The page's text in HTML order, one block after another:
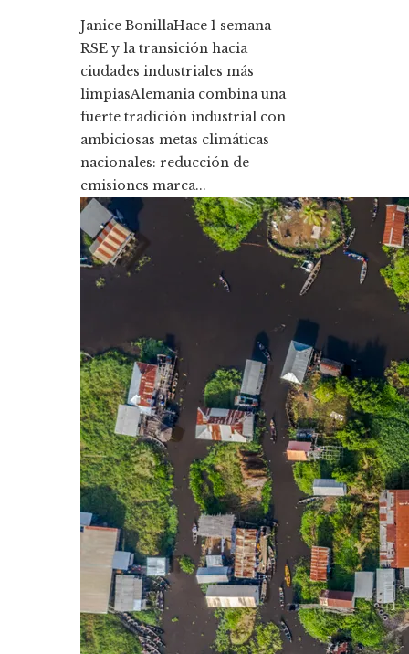
Janice BonillaHace 1 semana
RSE y la transición hacia
ciudades industriales más
limpiasAlemania combina una
fuerte tradición industrial con
ambiciosas metas climáticas
nacionales: reducción de
emisiones marca...